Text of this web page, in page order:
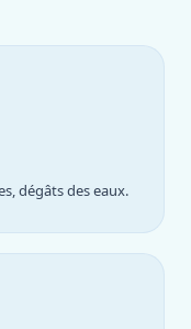
dégâts des eaux.